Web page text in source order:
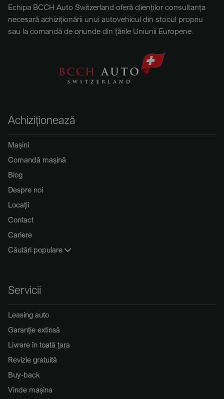
Echipa BCCH Auto Switzerland oferă clienților consultanța
necesară achiziționării unui autovehicul din stocul propriu
sau la comandă de oriunde din țările Uniunii Europene.
Achiziționează
Mașini
Comandă mașină
Blog
Despre noi
Locații
Contact
Cariere
Căutări populare
Servicii
Leasing auto
Garanție extinsă
Livrare în toată țara
Revizie gratuită
Buy-back
Vinde mașina